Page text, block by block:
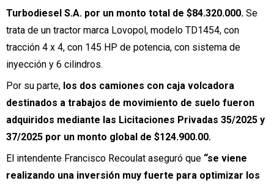
Turbodiesel S.A. por un monto total de $84.320.000. Se
trata de un tractor marca Lovopol, modelo TD1454, con
tracción 4 x 4, con 145 HP de potencia, con sistema de
inyección y 6 cilindros.
Por su parte, los dos camiones con caja volcadora
destinados a trabajos de movimiento de suelo fueron
adquiridos mediante las Licitaciones Privadas 35/2025 y
37/2025 por un monto global de $124.900.00.
El intendente Francisco Recoulat aseguró que “se viene
realizando una inversión muy fuerte para optimizar los